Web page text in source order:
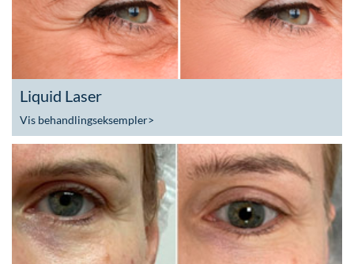
Liquid Laser
Vis behandlingseksempler>